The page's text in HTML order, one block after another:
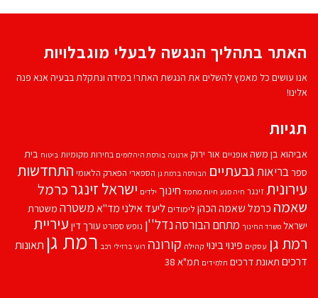
האתר בתהליך הנגשה לבעלי מוגבלויות
אנו עושים כל מאמץ להשלים את הנגשת האתר! במידה ונתקלת בבעיה אנא פנה
אלינו!
תגיות
אביהוא בן משהאופניים אור ירוק ארנונה בורסת היהלומים בחירות מקומיות ביטוח בית
ספרבריאותגבעתיים הבורסה ברמת גן הספארי הפארק הלאומי התחדשות
עירוניתזינגר חיה מנע חיות מחמד חינוך ילדים ישראל זינגרכרמל
שאמה כרמל שאמה הכהן לימודים ליעד אילנימד''אמשטרה משטרת
ישראל משרד החינוך מתחם הבורסהנדל''ן נופש ספורט עורך דין עיריית
רמת גן עסקים פינוי בינוי קהילה קורונה רועי ברזילי רכב רמת גן תאונות
דרכים תאונת דרכים תלמידים תמ"א 38